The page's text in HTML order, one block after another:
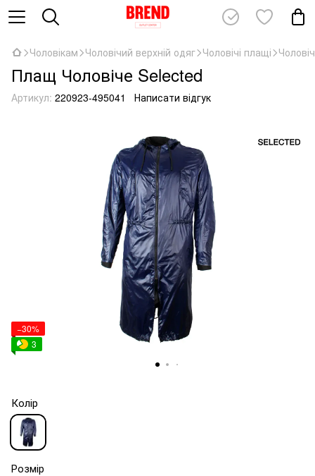
Чоловікам Чоловічий верхній одяг Чоловічі плащі
Плащ Чоловіче Selected
Артикул: 220923-495041 Написати відгук
−30%
3
Колір
Розмір